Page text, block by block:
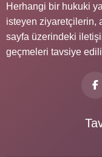
Herhangi bir hukuki
isteyen ziyaretçilerin,
sayfa üzerindeki
geçmeleri tavsiye